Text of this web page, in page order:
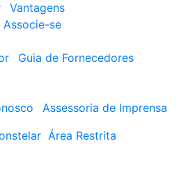
Vantagens
Associe-se
Guia de Fornecedores
Assessoria de Imprensa
Área Restrita